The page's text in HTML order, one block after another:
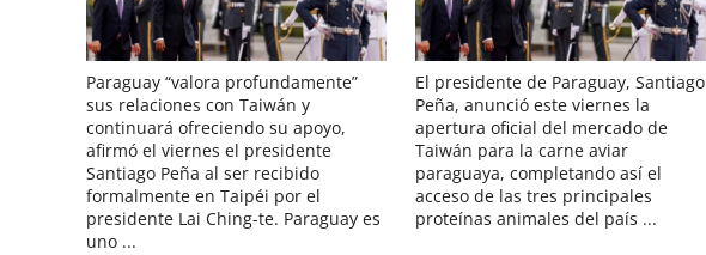
Paraguay “valora profundamente”
sus relaciones con Taiwán y
continuará ofreciendo su apoyo,
afirmó el viernes el presidente
Santiago Peña al ser recibido
formalmente en Taipéi por el
presidente Lai Ching-te. Paraguay es
uno ...
El presidente de Paraguay, Santiago
Peña, anunció este viernes la
apertura oficial del mercado de
Taiwán para la carne aviar
paraguaya, completando así el
acceso de las tres principales
proteínas animales del país ...